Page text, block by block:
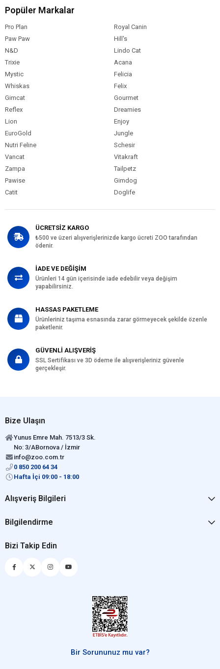
Popüler Markalar
Pro Plan
Royal Canin
Paw Paw
Hill's
N&D
Lindo Cat
Trixie
Acana
Mystic
Felicia
Whiskas
Felix
Gimcat
Gourmet
Reflex
Dreamies
Lion
Enjoy
EuroGold
Jungle
Nutri Feline
Schesir
Vancat
Vitakraft
Zampa
Tailpetz
Pawise
Gimdog
Catit
Doglife
ÜCRETSİZ KARGO
₺500 ve üzeri alışverişlerinizde kargo ücreti ZOO tarafından
ödenir.
İADE VE DEĞİŞİM
Ürünleri 14 gün içerisinde iade edebilir veya değişim
yapabilirsiniz.
HASSAS PAKETLEME
Ürünleriniz taşıma esnasında zarar görmeyecek şekilde özenle
paketlenir.
GÜVENLİ ALIŞVERİŞ
SSL Sertifikası ve 3D ödeme ile alışverişleriniz güvenle
gerçekleşir.
Bize Ulaşın
Yunus Emre Mah. 7513/3 Sk.
No: 3/ABornova / İzmir
info@zoo.com.tr
0 850 200 64 34
Hafta İçi 09:00 - 18:00
Alışveriş Bilgileri
Bilgilendirme
Bizi Takip Edin
Bir Sorununuz mu var?